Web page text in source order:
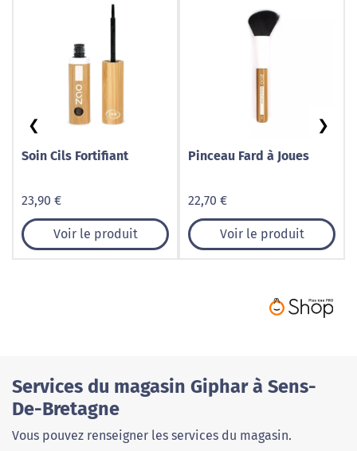
Soin Cils Fortifiant
23,90 €
Voir le produit
Pinceau Fard à Joues
22,70 €
Voir le produit
❮ ❯
Services du magasin Giphar à Sens-
De-Bretagne
Vous pouvez renseigner les services du magasin.